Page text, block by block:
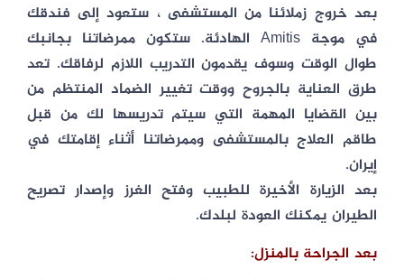
بعد خروج زملائنا من المستشفى ، ستعود إلى فندقك
في موجة Amitis الهادئة. ستكون ممرضاتنا بجانبك
طوال الوقت وسوف يقدمون التدريب اللازم لرفاقك. تعد
طرق العناية بالجروح ووقت تغيير الضماد المنتظم من
بين القضايا المهمة التي سيتم تدريسها لك من قبل
طاقم العلاج بالمستشفى وممرضاتنا أثناء إقامتك في
إيران.
بعد الزيارة الأخيرة للطبيب وفتح الغرز وإصدار تصريح
الطيران يمكنك العودة لبلدك.
بعد الجراحة بالمنزل: